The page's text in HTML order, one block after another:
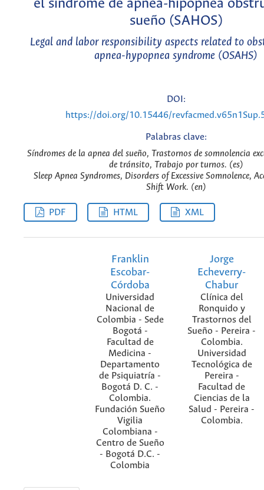
el síndrome de apnea-hipopnea
sueño (SAHOS)
Legal and labor responsibility aspects related to
apnea-hypopnea syndrome (OSAHS)
DOI:
https://doi.org/10.15446/
Palabras clave:
Síndromes de la apnea del sueño, Trastornos de somnolencia
de tránsito, Trabajo por turnos. (es)
Sleep Apnea Syndromes, Disorders of Excessive Somnolence,
Shift Work. (en)
PDF HTML XML
Franklin
Escobar-
Córdoba
Universidad
Nacional de
Colombia - Sede
Bogotá -
Facultad de
Medicina -
Departamento
de Psiquiatría -
Bogotá D. C. -
Colombia.
Fundación Sueño
Vigilia
Colombiana -
Centro de Sueño
- Bogotá D.C. -
Colombia
Jorge
Echeverry-
Chabur
Clínica del
Ronquido y
Trastornos del
Sueño - Pereira -
Colombia.
Universidad
Tecnológica de
Pereira -
Facultad de
Ciencias de la
Salud - Pereira -
Colombia.